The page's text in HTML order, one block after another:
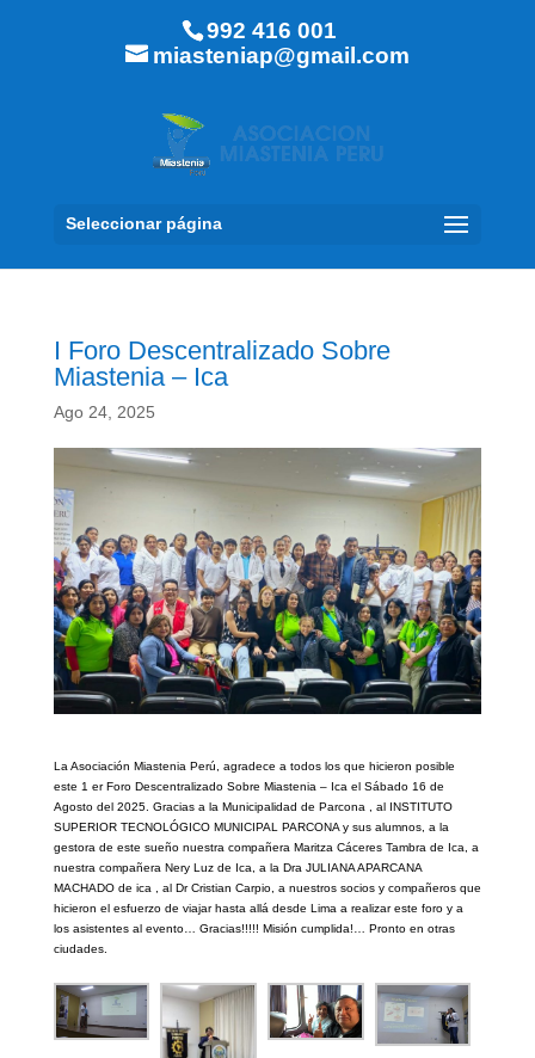
992 416 001
miasteniap@gmail.com
Seleccionar página
I Foro Descentralizado Sobre
Miastenia – Ica
Ago 24, 2025
La Asociación Miastenia Perú, agradece a todos los que hicieron posible
este 1 er Foro Descentralizado Sobre Miastenia – Ica el Sábado 16 de
Agosto del 2025. Gracias a la Municipalidad de Parcona , al INSTITUTO
SUPERIOR TECNOLÓGICO MUNICIPAL PARCONA y sus alumnos, a la
gestora de este sueño nuestra compañera Maritza Cáceres Tambra de Ica, a
nuestra compañera Nery Luz de Ica, a la Dra JULIANA APARCANA
MACHADO de ica , al Dr Cristian Carpio, a nuestros socios y compañeros que
hicieron el esfuerzo de viajar hasta allá desde Lima a realizar este foro y a
los asistentes al evento… Gracias!!!!! Misión cumplida!… Pronto en otras
ciudades.